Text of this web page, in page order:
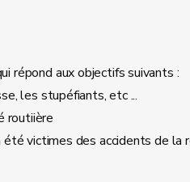
répond auxobjectifs suivants :
les stupéfiants, etc ...
routiière
victimes des accidents de la